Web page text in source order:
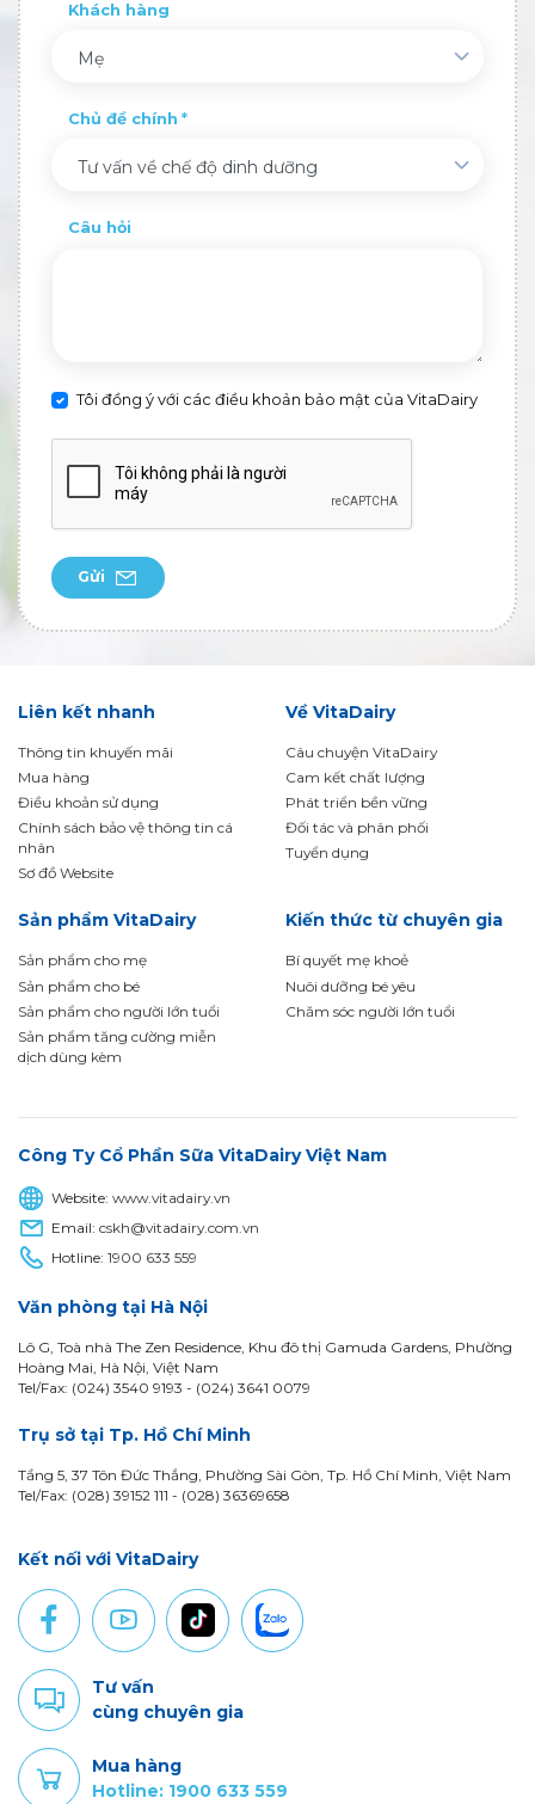
Khách hàng
Mẹ
Chủ đề chính
Tư vấn về chế độ dinh dưỡng
Câu hỏi
Tôi đồng ý với các điều khoản bảo mật của VitaDairy
Gửi
Liên kết nhanh
Thông tin khuyến mãi
Mua hàng
Điều khoản sử dụng
Chính sách bảo vệ thông tin cá
nhân
Sơ đồ Website
Về VitaDairy
Câu chuyện VitaDairy
Cam kết chất lượng
Phát triển bền vững
Đối tác và phân phối
Tuyển dụng
Sản phẩm VitaDairy
Sản phẩm cho mẹ
Sản phẩm cho bé
Sản phẩm cho người lớn tuổi
Sản phẩm tăng cường miễn
dịch dùng kèm
Kiến thức từ chuyên gia
Bí quyết mẹ khoẻ
Nuôi dưỡng bé yêu
Chăm sóc người lớn tuổi
Công Ty Cổ Phần Sữa VitaDairy Việt Nam
Website:www.vitadairy.vn
Email:cskh@vitadairy.com.vn
Hotline:1900 633 559
Văn phòng tại Hà Nội
Lô G, Toà nhà The Zen Residence, Khu đô thị Gamuda Gardens, Phường
Hoàng Mai, Hà Nội, Việt Nam
Tel/Fax: (024) 3540 9193 - (024) 3641 0079
Trụ sở tại Tp. Hồ Chí Minh
Tầng 5, 37 Tôn Đức Thắng, Phường Sài Gòn, Tp. Hồ Chí Minh, Việt Nam
Tel/Fax: (028) 39152 111 - (028) 36369658
Kết nối với VitaDairy
Tư vấn
cùng chuyên gia
Mua hàng
Hotline: 1900 633 559